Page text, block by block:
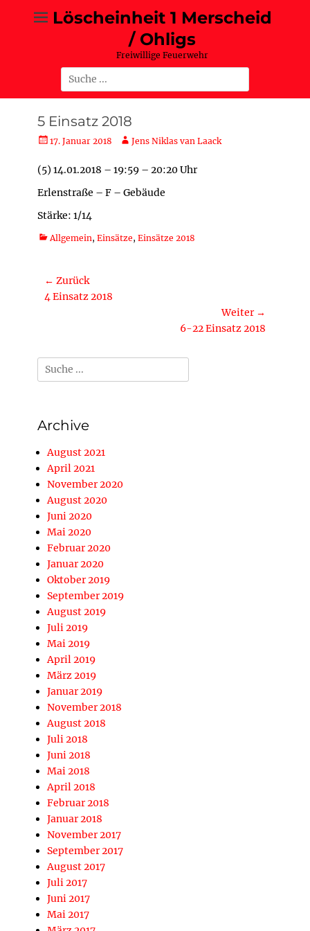
Löscheinheit 1 Merscheid
/ Ohligs
Freiwillige Feuerwehr
Suche
nach:
5 Einsatz 2018
Posted
17. Januar 2018 AutorJens Niklas van Laack
(5) 14.01.2018 – 19:59 – 20:20 Uhr
Erlenstraße – F – Gebäude
Stärke: 1/14
Kategorien
Allgemein, Einsätze, Einsätze 2018
Beitragsnavigation
← Zurück
Vorheriger
4 Einsatz 2018
Weiter →
6-22 Einsatz 2018
Suche
nach:
Archive
August 2021
April 2021
November 2020
August 2020
Juni 2020
Mai 2020
Februar 2020
Januar 2020
Oktober 2019
September 2019
August 2019
Juli 2019
Mai 2019
April 2019
März 2019
Januar 2019
November 2018
August 2018
Juli 2018
Juni 2018
Mai 2018
April 2018
Februar 2018
Januar 2018
November 2017
September 2017
August 2017
Juli 2017
Juni 2017
Mai 2017